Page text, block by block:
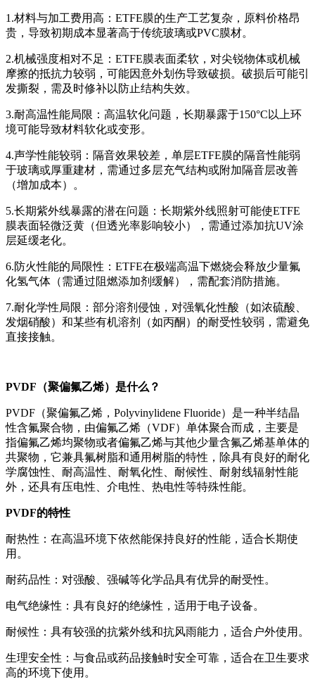
1.材料与加工费用高：ETFE膜的生产工艺复杂，原料价格昂
贵，导致初期成本显著高于传统玻璃或PVC膜材。
2.机械强度相对不足：ETFE膜表面柔软，对尖锐物体或机械
摩擦的抵抗力较弱，可能因意外划伤导致破损。破损后可能引
发撕裂，需及时修补以防止结构失效。
3.耐高温性能局限：高温软化问题，长期暴露于150°C以上环
境可能导致材料软化或变形。
4.声学性能较弱：隔音效果较差，单层ETFE膜的隔音性能弱
于玻璃或厚重建材，需通过多层充气结构或附加隔音层改善
（增加成本）。
5.长期紫外线暴露的潜在问题：长期紫外线照射可能使ETFE
膜表面轻微泛黄（但透光率影响较小），需通过添加抗UV涂
层延缓老化。
6.防火性能的局限性：ETFE在极端高温下燃烧会释放少量氟
化氢气体（需通过阻燃添加剂缓解），需配套消防措施。
7.耐化学性局限：部分溶剂侵蚀，对强氧化性酸（如浓硫酸、
发烟硝酸）和某些有机溶剂（如丙酮）的耐受性较弱，需避免
直接接触。
PVDF（聚偏氟乙烯）是什么？
PVDF（聚偏氟乙烯，Polyvinylidene Fluoride）是一种半结晶
性含氟聚合物，由偏氟乙烯（VDF）单体聚合而成，主要是
指偏氟乙烯均聚物或者偏氟乙烯与其他少量含氟乙烯基单体的
共聚物，它兼具氟树脂和通用树脂的特性，除具有良好的耐化
学腐蚀性、耐高温性、耐氧化性、耐候性、耐射线辐射性能
外，还具有压电性、介电性、热电性等特殊性能。
PVDF的特性
耐热性：在高温环境下依然能保持良好的性能，适合长期使
用。
耐药品性：对强酸、强碱等化学品具有优异的耐受性。
电气绝缘性：具有良好的绝缘性，适用于电子设备。
耐候性：具有较强的抗紫外线和抗风雨能力，适合户外使用。
生理安全性：与食品或药品接触时安全可靠，适合在卫生要求
高的环境下使用。